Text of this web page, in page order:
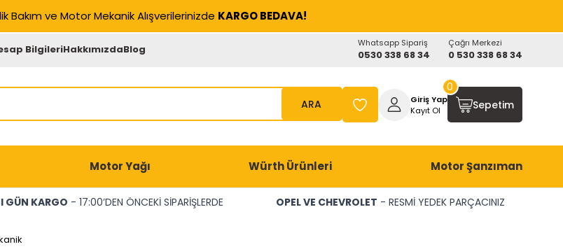
Bakım ve Motor Mekanik Alışverilerinizde KARGO BEDAVA!
BilgileriHakkımızdaBlog Whatsapp Sipariş
0530 338 68 34
Çağrı Merkezi
0 530 338 68 34
ARA
Giriş Yap
Kayıt Ol
Sepetim
0
Motor Yağı Würth Ürünleri Motor Şanzıman
GÜN KARGO - 17:00’DEN ÖNCEKİ SİPARİŞLERDE OPEL VE CHEVROLET - RESMİ YEDEK PARÇACINIZ